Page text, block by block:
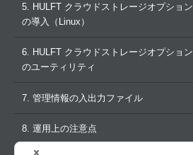
5. HULFT クラウドストレージオプション
の導入（Linux）
6. HULFT クラウドストレージオプション
のユーティリティ
7. 管理情報の入出力ファイル
8. 運用上の注意点